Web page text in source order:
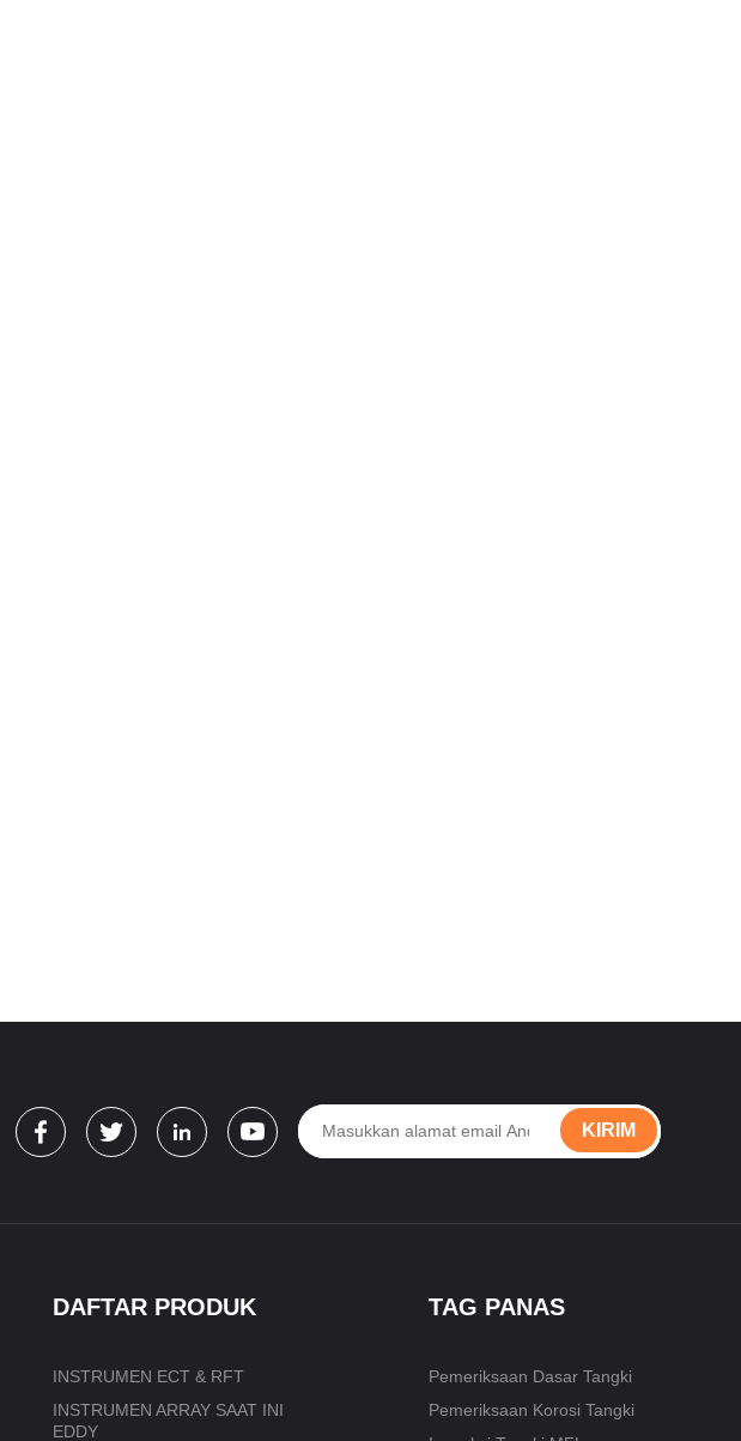
KIRIM
DAFTAR PRODUK
INSTRUMEN ECT & RFT
INSTRUMEN ARRAY SAAT INI
EDDY
TAG PANAS
Pemeriksaan Dasar Tangki
Pemeriksaan Korosi Tangki